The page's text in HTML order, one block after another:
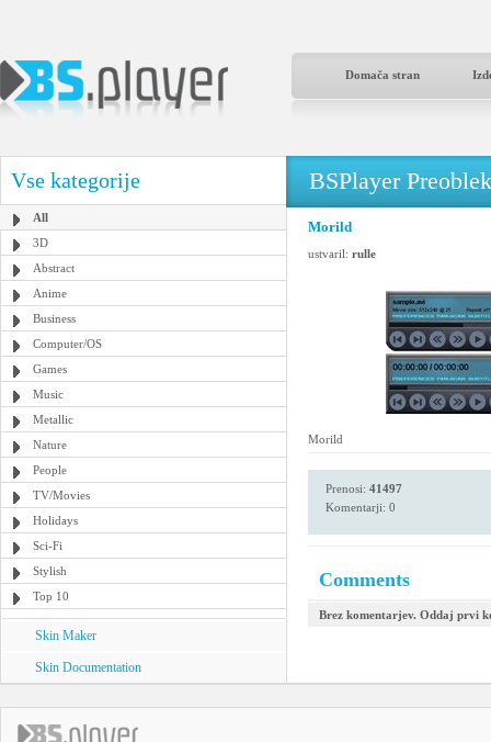
Domača stran
Vse kategorije
All
3D
Abstract
Anime
Business
Computer/OS
Games
Music
Metallic
Nature
People
TV/Movies
Holidays
Sci-Fi
Stylish
Top 10
Skin Maker
Skin Documentation
BSPlayer
Morild
ustvaril: rulle
Morild
Prenosi: 41497
Komentarji: 0
Comments
Brez komentarjev. Oddaj prvi